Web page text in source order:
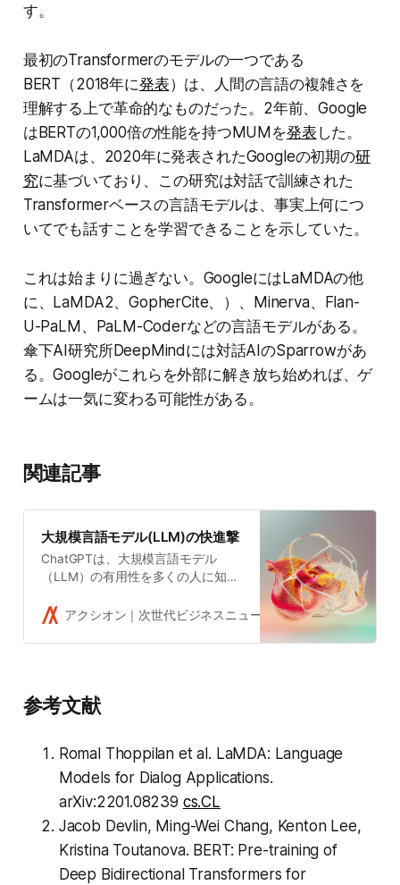
す。
最初のTransformerのモデルの一つである
BERT（2018年に発表）は、人間の言語の複雑さを
理解する上で革命的なものだった。2年前、Google
はBERTの1,000倍の性能を持つMUMを発表 した。
LaMDAは、2020年に発表されたGoogleの初期の研
究に基づいており、この研究は対話で訓練された
Transformerベースの言語モデルは、事実上何につ
いてでも話すことを学習できることを示していた。
これは始まりに過ぎない。GoogleにはLaMDAの他
に、LaMDA2、GopherCite、）、Minerva、Flan-
U-PaLM、PaLM-Coderなどの言語モデルがある。
傘下AI研究所DeepMindには対話AIのSparrowがあ
る。Googleがこれらを外部に解き放ち始めれば、ゲ
ームは一気に変わる可能性がある。
関連記事
大規模言語モデル(LLM)の快進撃
ChatGPTは、大規模言語モデル
（LLM）の有用性を多くの人に知ら
よって自動化、あるいは高度化して
もいいだろう。
アクシオン｜次世代ビジネスニュースメディア 吉田拓史
参考文献
Romal Thoppilan et al. LaMDA: Language
Models for Dialog Applications.
arXiv:2201.08239 cs.CL
Jacob Devlin, Ming-Wei Chang, Kenton Lee,
Kristina Toutanova. BERT: Pre-training of
Deep Bidirectional Transformers for